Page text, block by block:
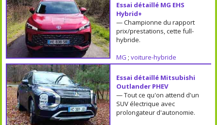
Essai détaillé MG EHS
Hybrid+
— Championne du rapport
prix/prestations, cette full-
hybride.
MG ; voiture-hybride
Essai détaillé Mitsubishi
Outlander PHEV
— Tout ce qu'on attend d'un
SUV électrique avec
prolongateur d'autonomie.